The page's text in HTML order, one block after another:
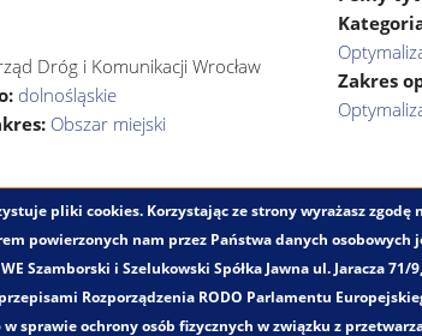
Dróg i Komunikacji Wrocław
dolnośląskie
Obszar miejski
Zakres
pliki cookies. Korzystając ze strony wyrażasz
powierzonych nam przez Państwa danych osobowych
Szamborski i Szelukowski Spółka Jawna ul. Jaracza 71/
Rozporządzenia RODO Parlamentu
sprawie ochrony osób fizycznych w związku z